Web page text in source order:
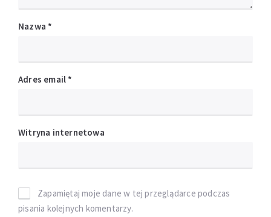
Nazwa *
Adres email *
Witryna internetowa
Zapamiętaj moje dane w tej przeglądarce podczas
pisania kolejnych komentarzy.